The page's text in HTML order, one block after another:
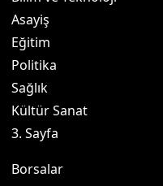
Asayiş
Eğitim
Politika
Sağlık
Kültür Sanat
3. Sayfa
Borsalar